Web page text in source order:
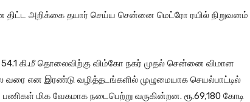
திட்ட அறிக்கை தயார் செய்ய சென்னை மெட்ரோ ரயில் நிறுவனம்
கி.மீ தொலைவிற்கு விம்கோ நகர் முதல் சென்னை விமான
என இரண்டு வழித்தடங்களில் முழுமையாக செயல்பாட்டில்
மிக வேகமாக நடைபெற்று வருகின்றன. ரூ.69,180 கோடி